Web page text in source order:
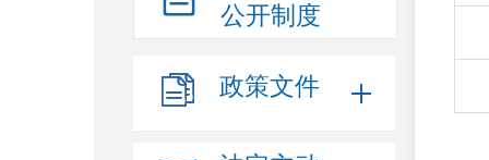
公开制度
政策文件